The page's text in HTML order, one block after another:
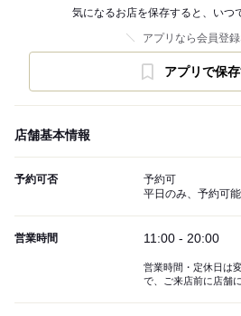
気になるお店を保存すると、いつ
アプリなら会員登録
アプリで保
店舗基本情報
予約可否
予約可
平日のみ、予約可能
営業時間 11:00 - 20:00
営業時間・定休日は
で、ご来店前に店舗